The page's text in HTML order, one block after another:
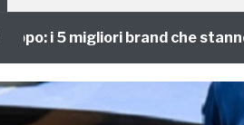
i 5 migliori brand che stanno